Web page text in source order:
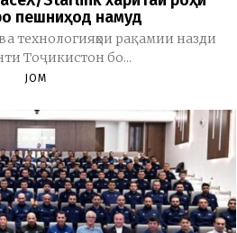
пешниҳод намуд
технологияҳои рақамии назди
Тоҷикистон бо...
JOM